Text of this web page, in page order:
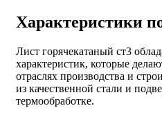
Характеристики
Лист горячекатаный ст3
характеристик, которые
отраслях производства и
из качественной стали и
термообработке.